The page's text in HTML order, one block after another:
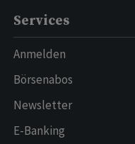
Services
Anmelden
Börsenabos
Newsletter
E-Banking